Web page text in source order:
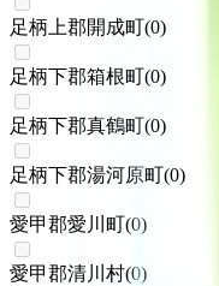
足柄上郡開成町(0)
足柄下郡箱根町(0)
足柄下郡真鶴町(0)
足柄下郡湯河原町(0)
愛甲郡愛川町(0)
愛甲郡清川村(0)